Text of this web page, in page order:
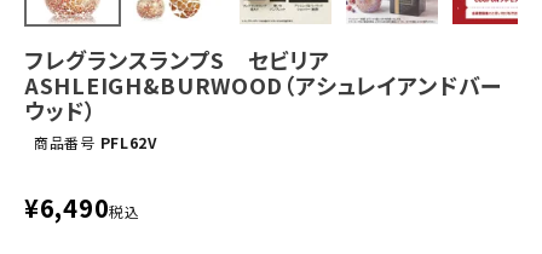
フレグランスランプS セビリア
ASHLEIGH&BURWOOD（アシュレイアンドバー
ウッド）
商品番号 PFL62V
¥6,490税込